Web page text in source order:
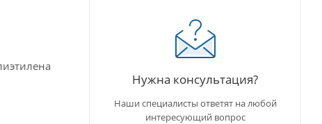
Нужна консультация?
Наши специалисты ответят на любой
интересующий вопрос